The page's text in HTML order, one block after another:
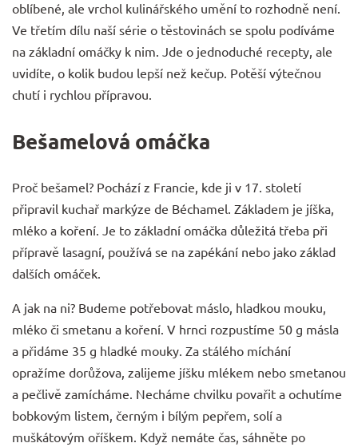
oblíbené, ale vrchol kulinářského umění to rozhodně není.
Ve třetím dílu naší série o těstovinách se spolu podíváme
na základní omáčky k nim. Jde o jednoduché recepty, ale
uvidíte, o kolik budou lepší než kečup. Potěší výtečnou
chutí i rychlou přípravou.
Bešamelová omáčka
Proč bešamel? Pochází z Francie, kde ji v 17. století
připravil kuchař markýze de Béchamel. Základem je jíška,
mléko a koření. Je to základní omáčka důležitá třeba při
přípravě lasagní, používá se na zapékání nebo jako základ
dalších omáček.
A jak na ni? Budeme potřebovat máslo, hladkou mouku,
mléko či smetanu a koření. V hrnci rozpustíme 50 g másla
a přidáme 35 g hladké mouky. Za stálého míchání
opražíme dorůžova, zalijeme jíšku mlékem nebo smetanou
a pečlivě zamícháme. Necháme chvilku povařit a ochutíme
bobkovým listem, černým i bílým pepřem, solí a
muškátovým oříškem. Když nemáte čas, sáhněte po